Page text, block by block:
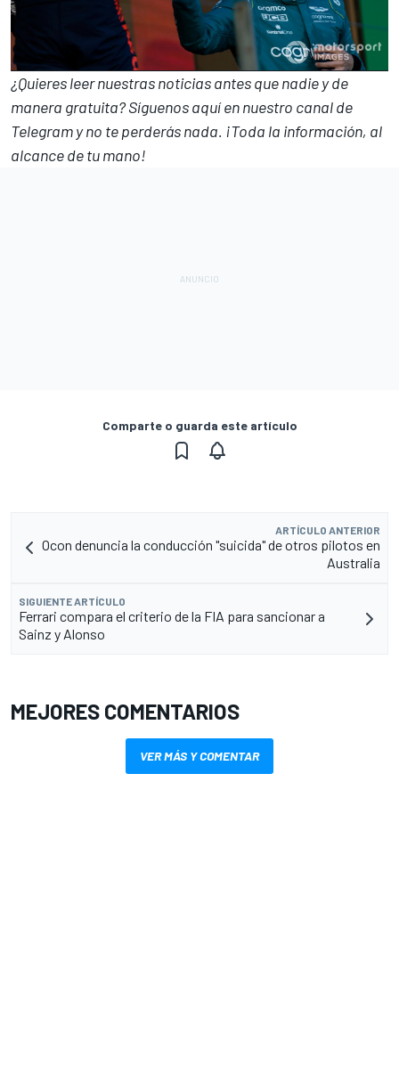
¿Quieres leer nuestras noticias antes que nadie y de
manera gratuita? Síguenosaquí en nuestro canal de
Telegramy no te perderás nada. ¡Toda la información, al
alcance de tu mano!
Comparte o guarda este artículo
ARTÍCULO ANTERIOR
Ocon denuncia la conducción "suicida" de otros pilotos en
Australia
SIGUIENTE ARTÍCULO
Ferrari compara el criterio de la FIA para sancionar a
Sainz y Alonso
MEJORES COMENTARIOS
VER MÁS Y COMENTAR